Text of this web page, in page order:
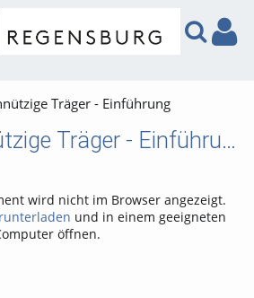
Träger - Einführung
Frei-gemeinnützige Träger - Einführung
wird nicht im Browser angezeigt.
und in einem geeigneten
öffnen.